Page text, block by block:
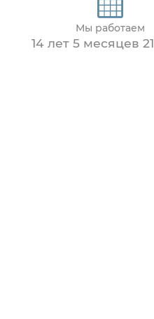
Мы работаем
14 лет 5 месяцев